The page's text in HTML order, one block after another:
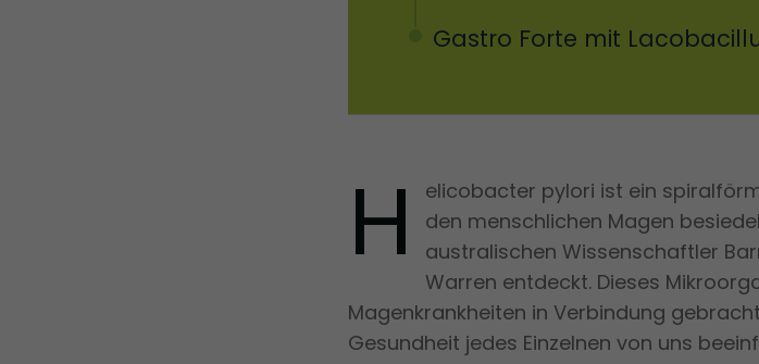
Gastro Forte mit
H
elicobacter pylori ist ein
den menschlichen Magen
australischen Wissenschaftler
Warren entdeckt. Dieses
Magenkrankheiten in Verbindung
Gesundheit jedes Einzelnen von uns